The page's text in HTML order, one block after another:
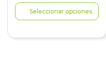
Seleccionar opciones